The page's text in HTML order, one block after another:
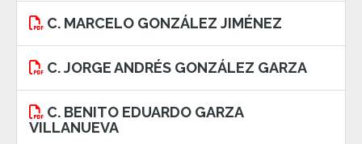
C. MARCELO GONZÁLEZ JIMÉNEZ
C. JORGE ANDRÉS GONZÁLEZ GARZA
C. BENITO EDUARDO GARZA
VILLANUEVA